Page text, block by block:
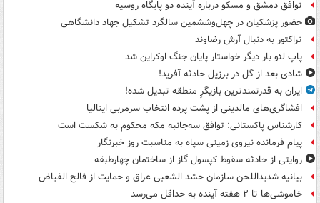
توافق دمشق و مسکو درباره آینده دو پایگاه روسیه
حضور پزشکیان در چهل‌وششمین سالگرد تشکیل جهاد دانشگاهی
تراکتور به دنبال آرش رضاوند
پاپ لئو بار دیگر خواستار پایان جنگ اوکراین شد
شادی بعد از گل در برزیل حادثه آفرید!
ایران به قدرتمندترین بازیگرِ منطقه تبدیل شده!
افشاگری‌های مالدینی از پشت پرده انتخاب سرمربی ایتالیا
کارشناس پاکستانی: توافق سه‌جانبه مکه محکوم به شکست است
پیام فرمانده نیروی زمینی سپاه به مناسبت روز خبرنگار
روایتی از حادثه سقوط کپسول گاز از ساختمان چهارطبقه
بیانیه شدیداللحن سازمان حشد الشعبی عراق و حمایت از فالح الفیاض
خاموشی‌ها تا ۲ هفته آینده به حداقل می‌رسد